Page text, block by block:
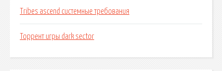
Tribes ascend системные требования
Торрент игры dark sector